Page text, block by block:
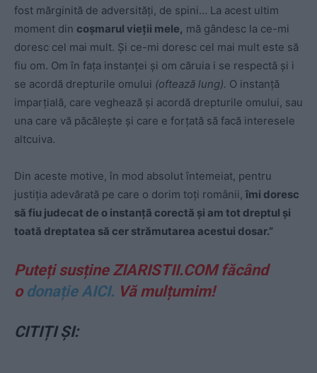
fost mărginită de adversități, de spini… La acest ultim
moment din coșmarul vieții mele, mă gândesc la ce-mi
doresc cel mai mult. Și ce-mi doresc cel mai mult este să
fiu om. Om în fața instanței și om căruia i se respectă și i
se acordă drepturile omului (oftează lung). O instanță
imparțială, care veghează și acordă drepturile omului, sau
una care vă păcălește și care e forțată să facă interesele
altcuiva.
Din aceste motive, în mod absolut întemeiat, pentru
justiția adevărată pe care o dorim toți românii,îmi doresc
să fiu judecat de o instanță corectă și am tot dreptul și
toată dreptatea să cer strămutarea acestui dosar.”
Puteți susține ZIARISTII.COM făcând
o donație AICI. Vă mulțumim!
CITIȚI ȘI: